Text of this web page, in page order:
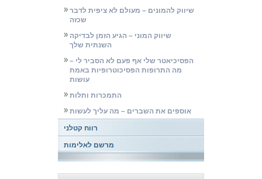
שיווק להמונים – מעולם לא ציפית לדבר
שכזה
שיווק המוני – הגיע הזמן לבדיקה
השנתית שלך
הפסיכיאטר שלי אף פעם לא הסביר לי –
מה התרופות הפסיכוטרופיות באמת
עושות
התמכרות ותלות
אוספים את השברים – מה עליך לעשות
רווח קטלני
מרשם לאלימות